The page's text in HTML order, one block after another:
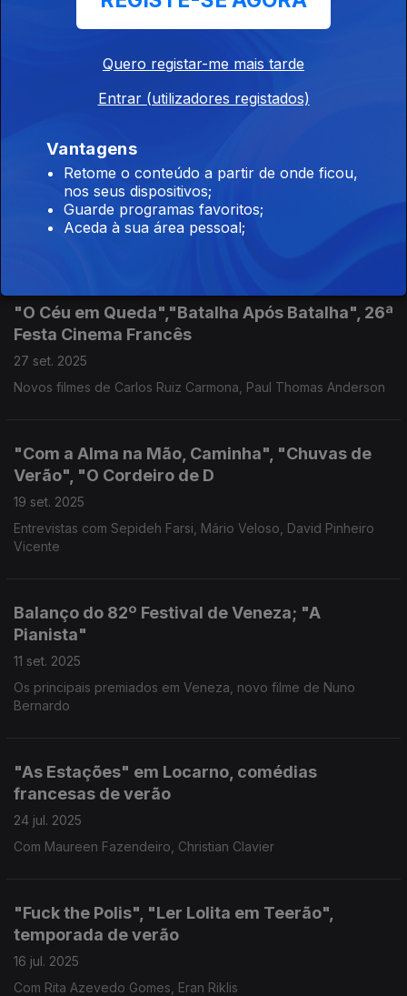
Entrevistas com Jorge Cramez, Daniel Mota e Hélder Beja
"Lavagante", "Lumière, A Aventura Continua",
31º CineEco
02 out. 2025
"O Céu em Queda","Batalha Após Batalha", 26ª
Festa Cinema Francês
27 set. 2025
Novos filmes de Carlos Ruiz Carmona, Paul Thomas Anderson
"Com a Alma na Mão, Caminha", "Chuvas de
Verão", "O Cordeiro de D
19 set. 2025
Entrevistas com Sepideh Farsi, Mário Veloso, David Pinheiro
Vicente
Balanço do 82º Festival de Veneza; "A
Pianista"
11 set. 2025
Os principais premiados em Veneza, novo filme de Nuno
Bernardo
"As Estações" em Locarno, comédias
francesas de verão
24 jul. 2025
Com Maureen Fazendeiro, Christian Clavier
"Fuck the Polis", "Ler Lolita em Teerão",
temporada de verão
16 jul. 2025
Com Rita Azevedo Gomes, Eran Riklis
Quero registar-me mais tarde
Entrar (utilizadores registados)
Vantagens
Retome o conteúdo a partir de onde ficou,
nos seus dispositivos;
Guarde programas favoritos;
Aceda à sua área pessoal;